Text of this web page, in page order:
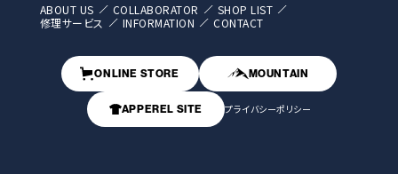
ABOUT US COLLABORATOR
SHOP LIST
修理サービス
INFORMATION CONTACT
ONLINE STORE MOUNTAIN
APPEREL SITE プライバシーポリシー